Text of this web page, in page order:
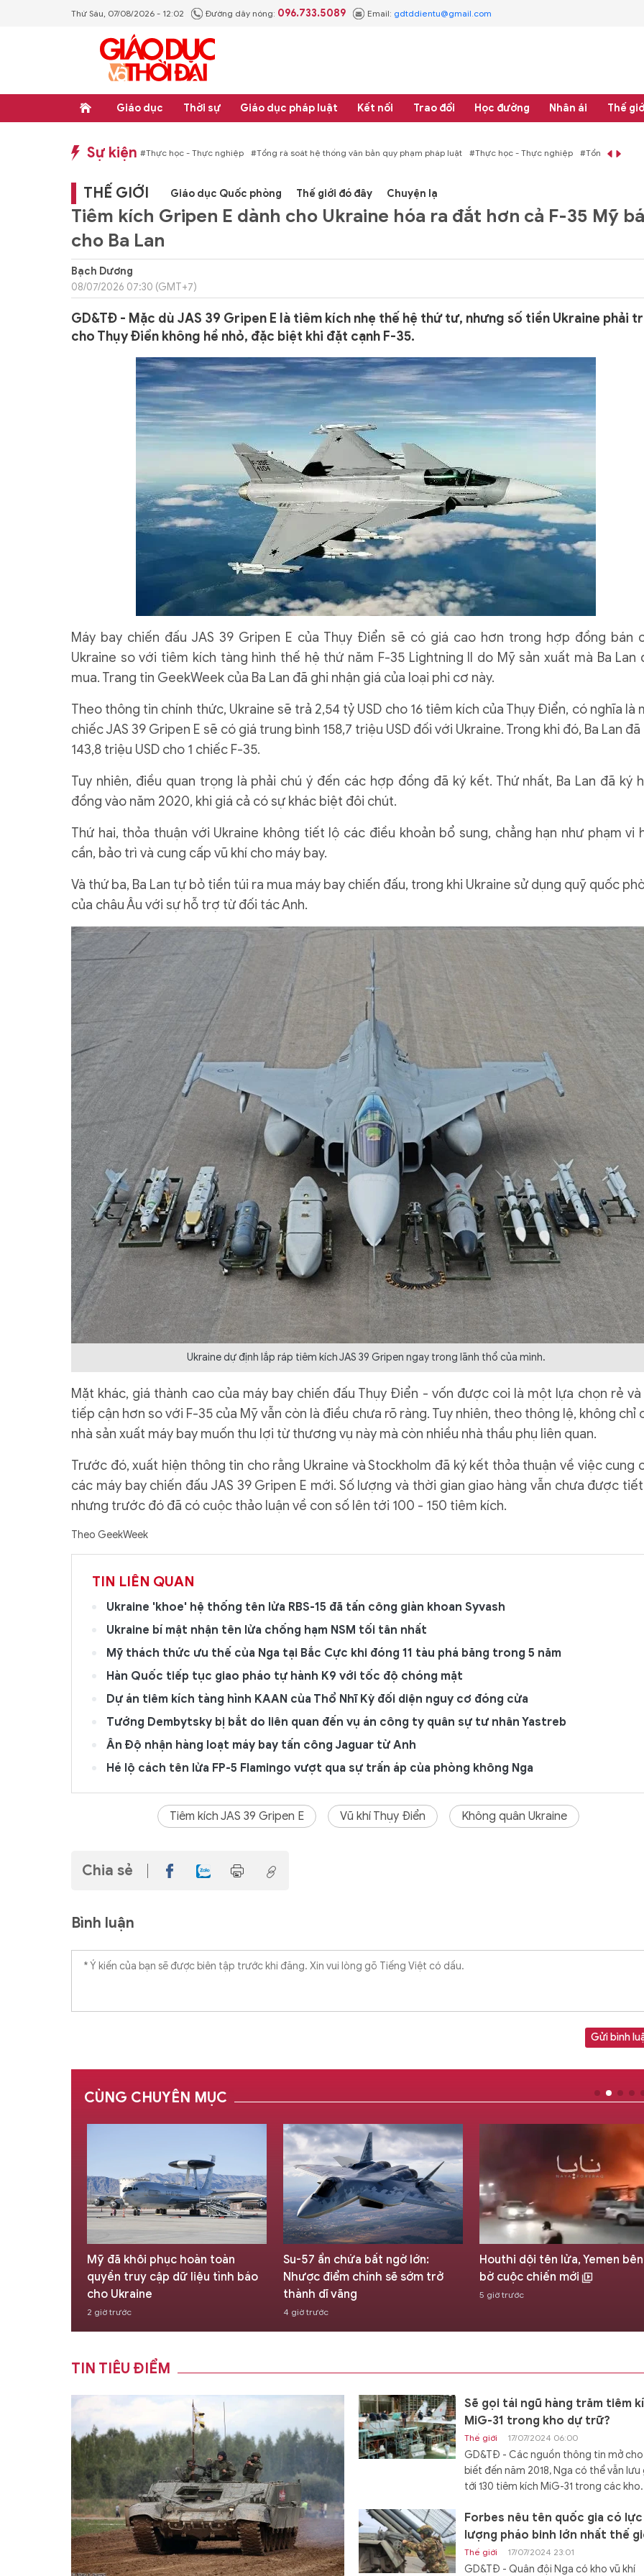
Thứ Sáu, 07/08/2026 - 12:02 Đường dây nóng: 096.733.5089 Email: gdtddientu@gmail.com
Giáo dục Thời sự Giáo dục pháp luật Kết nối Trao đổi Học đường Nhân ái Thế
Sự kiện
văn bản quy phạm pháp luật #Thực học - Thực nghiệp #Tổng rà soát hệ thống văn bản quy phạm pháp luật #Thực học - Thực nghiệp #Tổng rà soát
THẾ GIỚI Giáo dục Quốc phòng Thế giới đó đây Chuyện lạ
Tiêm kích Gripen E dành cho Ukraine hóa ra đắt hơn cả F-35 Mỹ
cho Ba Lan
Bạch Dương
08/07/2026 07:30 (GMT+7)
GD&TĐ - Mặc dù JAS 39 Gripen E là tiêm kích nhẹ thế hệ thứ tư, nhưng số tiền Ukraine phải
cho Thụy Điển không hề nhỏ, đặc biệt khi đặt cạnh F-35.
Máy bay chiến đấu JAS 39 Gripen E của Thụy Điển sẽ có giá cao hơn trong hợp đồng bán
Ukraine so với tiêm kích tàng hình thế hệ thứ năm F-35 Lightning II do Mỹ sản xuất mà Ba Lan
mua. Trang tin GeekWeek của Ba Lan đã ghi nhận giá của loại phi cơ này.
Theo thông tin chính thức, Ukraine sẽ trả 2,54 tỷ USD cho 16 tiêm kích của Thụy Điển, có nghĩa là
chiếc JAS 39 Gripen E sẽ có giá trung bình 158,7 triệu USD đối với Ukraine. Trong khi đó, Ba Lan
143,8 triệu USD cho 1 chiếc F-35.
Tuy nhiên, điều quan trọng là phải chú ý đến các hợp đồng đã ký kết. Thứ nhất, Ba Lan đã ký
đồng vào năm 2020, khi giá cả có sự khác biệt đôi chút.
Thứ hai, thỏa thuận với Ukraine không tiết lộ các điều khoản bổ sung, chẳng hạn như phạm vi
cần, bảo trì và cung cấp vũ khí cho máy bay.
Và thứ ba, Ba Lan tự bỏ tiền túi ra mua máy bay chiến đấu, trong khi Ukraine sử dụng quỹ quốc
của châu Âu với sự hỗ trợ từ đối tác Anh.
Ukraine dự định lắp ráp tiêm kích JAS 39 Gripen ngay trong lãnh thổ của mình.
Mặt khác, giá thành cao của máy bay chiến đấu Thụy Điển - vốn được coi là một lựa chọn rẻ
tiếp cận hơn so với F-35 của Mỹ vẫn còn là điều chưa rõ ràng. Tuy nhiên, theo thông lệ, không chỉ
nhà sản xuất máy bay muốn thu lợi từ thương vụ này mà còn nhiều nhà thầu phụ liên quan.
Trước đó, xuất hiện thông tin cho rằng Ukraine và Stockholm đã ký kết thỏa thuận về việc cung
các máy bay chiến đấu JAS 39 Gripen E mới. Số lượng và thời gian giao hàng vẫn chưa được
nhưng trước đó đã có cuộc thảo luận về con số lên tới 100 - 150 tiêm kích.
Theo GeekWeek
TIN LIÊN QUAN
Ukraine 'khoe' hệ thống tên lửa RBS-15 đã tấn công giàn khoan Syvash
Ukraine bí mật nhận tên lửa chống hạm NSM tối tân nhất
Mỹ thách thức ưu thế của Nga tại Bắc Cực khi đóng 11 tàu phá băng trong 5 năm
Hàn Quốc tiếp tục giao pháo tự hành K9 với tốc độ chóng mặt
Dự án tiêm kích tàng hình KAAN của Thổ Nhĩ Kỳ đối diện nguy cơ đóng cửa
Tướng Dembytsky bị bắt do liên quan đến vụ án công ty quân sự tư nhân Yastreb
Ấn Độ nhận hàng loạt máy bay tấn công Jaguar từ Anh
Hé lộ cách tên lửa FP-5 Flamingo vượt qua sự trấn áp của phòng không Nga
Tiêm kích JAS 39 Gripen E Vũ khí Thụy Điển Không quân Ukraine
Chia sẻ
Bình luận
Gửi bình
CÙNG CHUYÊN MỤC
Mỹ đã khôi phục hoàn toàn
quyền truy cập dữ liệu tình báo
cho Ukraine
2 giờ trước
Su-57 ẩn chứa bất ngờ lớn:
Nhược điểm chính sẽ sớm trở
thành dĩ vãng
4 giờ trước
Houthi dội tên lửa, Yemen bên
bờ cuộc chiến mới
5 giờ trước
TIN TIÊU ĐIỂM
Sẽ gọi tái ngũ hàng trăm tiêm
MiG-31 trong kho dự trữ?
Thế giới 17/07/2024 06:00
GD&TĐ - Các nguồn thông tin mở cho
biết đến năm 2018, Nga có thể vẫn lưu
tới 130 tiêm kích MiG-31 trong các
Forbes nêu tên quốc gia có lực
lượng pháo binh lớn nhất thế
Thế giới 17/07/2024 23:01
GD&TĐ - Quân đội Nga có kho vũ khí